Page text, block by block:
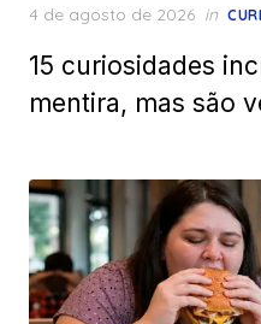
Posted
4 de agosto de 2026 in
15 curiosidades
mentira, mas são